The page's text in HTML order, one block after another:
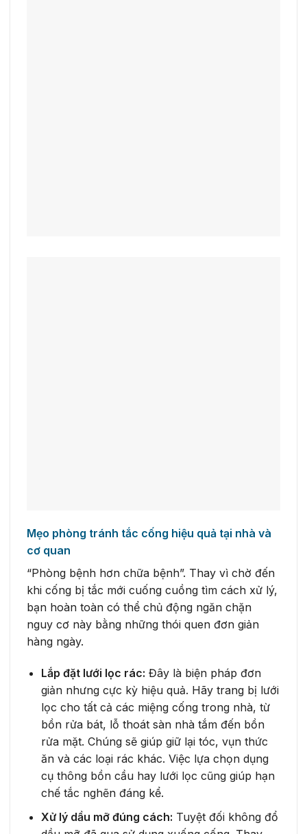
Mẹo phòng tránh tắc cống hiệu quả tại nhà và
cơ quan
“Phòng bệnh hơn chữa bệnh”. Thay vì chờ đến
khi cống bị tắc mới cuống cuồng tìm cách xử lý,
bạn hoàn toàn có thể chủ động ngăn chặn
nguy cơ này bằng những thói quen đơn giản
hàng ngày.
Lắp đặt lưới lọc rác: Đây là biện pháp đơn
giản nhưng cực kỳ hiệu quả. Hãy trang bị lưới
lọc cho tất cả các miệng cống trong nhà, từ
bồn rửa bát, lỗ thoát sàn nhà tắm đến bồn
rửa mặt. Chúng sẽ giúp giữ lại tóc, vụn thức
ăn và các loại rác khác. Việc lựa chọn dụng
cụ thông bồn cầu hay lưới lọc cũng giúp hạn
chế tắc nghẽn đáng kể.
Xử lý dầu mỡ đúng cách: Tuyệt đối không đổ